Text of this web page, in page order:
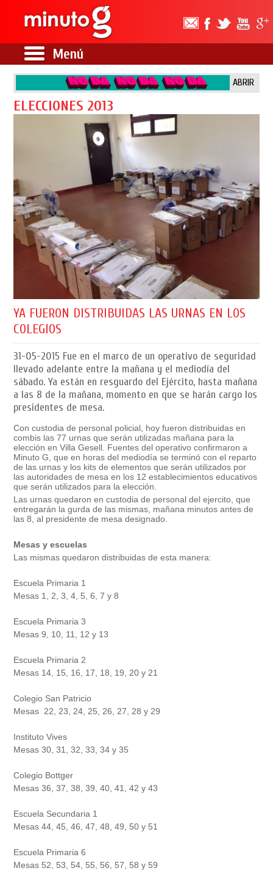
Menú
ABRIR
ELECCIONES 2013
YA FUERON DISTRIBUIDAS LAS URNAS EN LOS
COLEGIOS
31-05-2015 Fue en el marco de un operativo de seguridad
llevado adelante entre la mañana y el mediodía del
sábado. Ya están en resguardo del Ejército, hasta mañana
a las 8 de la mañana, momento en que se harán cargo los
presidentes de mesa.
Con custodia de personal policial, hoy fueron distribuidas en
combis las 77 urnas que serán utilizadas mañana para la
elección en Villa Gesell. Fuentes del operativo confirmaron a
Minuto G, que en horas del mediodía se terminó con el reparto
de las urnas y los kits de elementos que serán utilizados por
las autoridades de mesa en los 12 establecimientos educativos
que serán utilizados para la elección.
Las urnas quedaron en custodia de personal del ejercito, que
entregarán la gurda de las mismas, mañana minutos antes de
las 8, al presidente de mesa designado.
Mesas y escuelas
Las mismas quedaron distribuidas de esta manera:
Escuela Primaria 1
Mesas 1, 2, 3, 4, 5, 6, 7 y 8
Escuela Primaria 3
Mesas 9, 10, 11, 12 y 13
Escuela Primaria 2
Mesas 14, 15, 16, 17, 18, 19, 20 y 21
Colegio San Patricio
Mesas 22, 23, 24, 25, 26, 27, 28 y 29
Instituto Vives
Mesas 30, 31, 32, 33, 34 y 35
Colegio Bottger
Mesas 36, 37, 38, 39, 40, 41, 42 y 43
Escuela Secundaria 1
Mesas 44, 45, 46, 47, 48, 49, 50 y 51
Escuela Primaria 6
Mesas 52, 53, 54, 55, 56, 57, 58 y 59